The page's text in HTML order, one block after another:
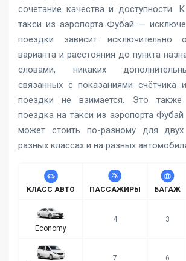
сочетание качества и доступности.
такси из аэропорта Фубай —
поездки зависит исключительно
варианта и расстояния до пункта
словами, никаких
связанных с показаниями счётчика
поездки не взимается. Это также
поездка на такси из аэропорта
может стоить по-разному для
разных классах и на разных
КЛАСС АВТО ПАССАЖИРЫ БАГАЖ
Economy
4 3
7 6